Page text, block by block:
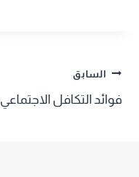
تصفّح
المقالات
السابق
فوائد التكافل الاجتماعي